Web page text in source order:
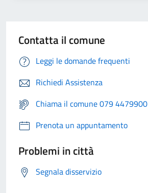
Contatta il comune
Leggi le domande frequenti
Richiedi Assistenza
Chiama il comune 079 4479900
Prenota un appuntamento
Problemi in città
Segnala disservizio